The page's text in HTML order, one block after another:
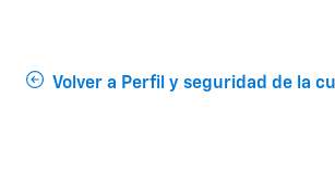
Volver a Perfil y seguridad de la